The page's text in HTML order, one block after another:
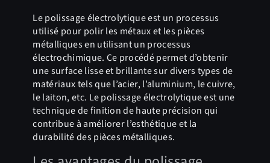
Le polissage électrolytique est un processus
utilisé pour polir les métaux et les pièces
métalliques en utilisant un processus
électrochimique. Ce procédé permet d’obtenir
une surface lisse et brillante sur divers types de
matériaux tels que l’acier, l’aluminium, le cuivre,
le laiton, etc. Le polissage électrolytique est une
technique de finition de haute précision qui
contribue à améliorer l’esthétique et la
durabilité des pièces métalliques.